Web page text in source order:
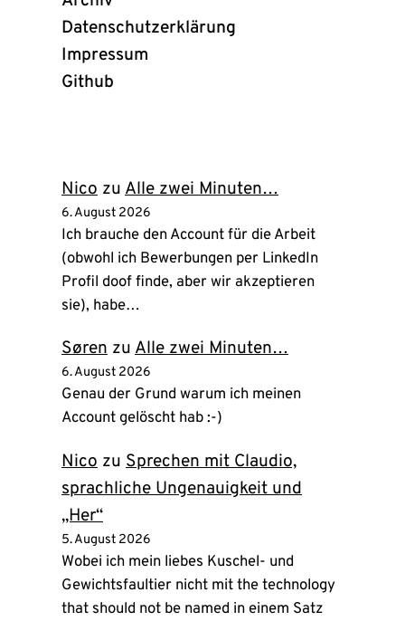
Datenschutzerklärung
Impressum
Github
Nico zu Alle zwei Minuten…
6. August 2026
Ich brauche den Account für die Arbeit
(obwohl ich Bewerbungen per LinkedIn
Profil doof finde, aber wir akzeptieren
sie), habe…
Søren zu Alle zwei Minuten…
6. August 2026
Genau der Grund warum ich meinen
Account gelöscht hab :-)
Nico zu Sprechen mit Claudio,
sprachliche Ungenauigkeit und
„Her“
5. August 2026
Wobei ich mein liebes Kuschel- und
Gewichtsfaultier nicht mit the technology
that should not be named in einem Satz